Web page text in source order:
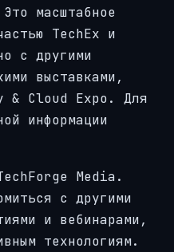
масштабное
TechEx и
с другими
выставками,
& Cloud Expo. Для
информации
Media.
с другими
и вебинарами,
технологиям.